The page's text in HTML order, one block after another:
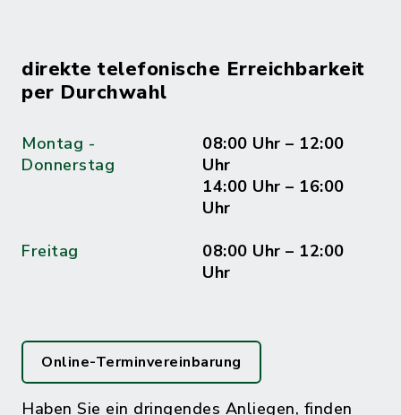
direkte telefonische Erreichbarkeit
per Durchwahl
Montag -
Donnerstag
08:00 Uhr – 12:00
Uhr
14:00 Uhr – 16:00
Uhr
Freitag
08:00 Uhr – 12:00
Uhr
Online-Terminvereinbarung
Haben Sie ein dringendes Anliegen, finden